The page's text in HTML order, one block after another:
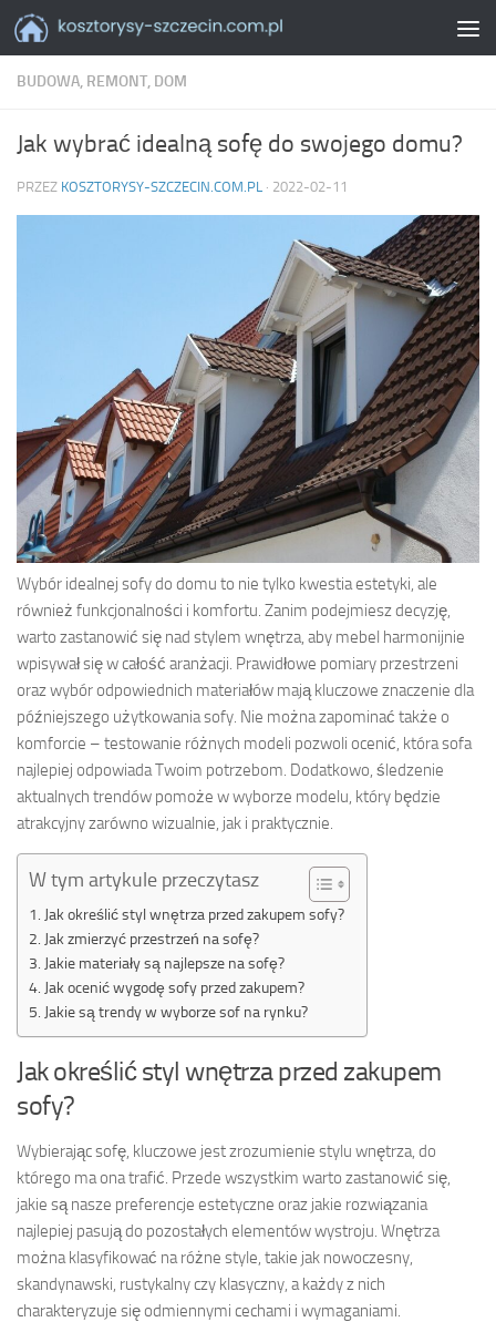
Skip to content
BUDOWA, REMONT, DOM
Jak wybrać idealną sofę do swojego domu?
PRZEZ KOSZTORYSY-SZCZECIN.COM.PL · 2022-02-11
Wybór idealnej sofy do domu to nie tylko kwestia estetyki, ale
również funkcjonalności i komfortu. Zanim podejmiesz decyzję,
warto zastanowić się nad stylem wnętrza, aby mebel harmonijnie
wpisywał się w całość aranżacji. Prawidłowe pomiary przestrzeni
oraz wybór odpowiednich materiałów mają kluczowe znaczenie dla
późniejszego użytkowania sofy. Nie można zapominać także o
komforcie – testowanie różnych modeli pozwoli ocenić, która sofa
najlepiej odpowiada Twoim potrzebom. Dodatkowo, śledzenie
aktualnych trendów pomoże w wyborze modelu, który będzie
atrakcyjny zarówno wizualnie, jak i praktycznie.
W tym artykule przeczytasz
Jak określić styl wnętrza przed zakupem sofy?
Jak zmierzyć przestrzeń na sofę?
Jakie materiały są najlepsze na sofę?
Jak ocenić wygodę sofy przed zakupem?
Jakie są trendy w wyborze sof na rynku?
Jak określić styl wnętrza przed zakupem
sofy?
Wybierając sofę, kluczowe jest zrozumienie stylu wnętrza, do
którego ma ona trafić. Przede wszystkim warto zastanowić się,
jakie są nasze preferencje estetyczne oraz jakie rozwiązania
najlepiej pasują do pozostałych elementów wystroju. Wnętrza
można klasyfikować na różne style, takie jak nowoczesny,
skandynawski, rustykalny czy klasyczny, a każdy z nich
charakteryzuje się odmiennymi cechami i wymaganiami.